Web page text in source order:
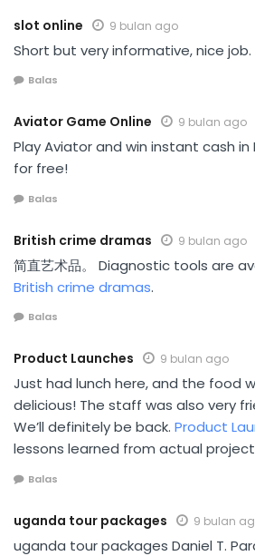
slot online 9 bulan ago
Short but very informative, nice job.
Balas
Aviator Game Online 9 bulan ago
Play Aviator and win instant cash in
for free!
Balas
British crime dramas 9 bulan ago
简直艺术品。 Diagnostic tools are
British crime dramas.
Balas
Product Launches 9 bulan ago
Just had lunch here, and the food
delicious! The staff was also very
We’ll definitely be back. Product
lessons learned from actual
Balas
uganda tour packages 9 bulan
uganda tour packages Daniel T.